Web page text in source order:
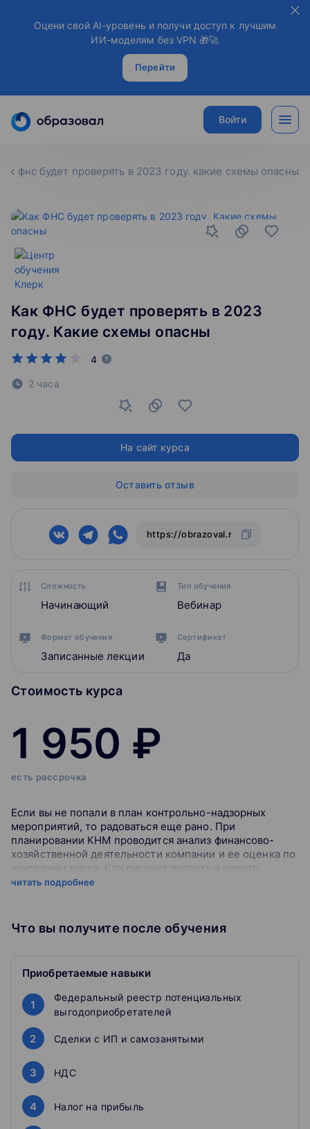
Оцени свой AI-уровень и получи доступ к лучшим
ИИ-моделям без VPN 🎁🚀
Перейти
Войти
фнс будет проверять в 2023 году. какие схемы опасны
Сложность
Начинающий
Тип обучения
Вебинар
Формат обучения
Записанные лекции
Сертификат
Да
Стоимость курса
1 950 ₽
есть рассрочка
Если вы не попали в план контрольно-надзорных
мероприятий, то радоваться еще рано. При
планировании КНМ проводится анализ финансово-
хозяйственной деятельности компании и ее оценка по
критериям риска. Кто рискует попасть в реестр
проверок налоговой службы разберемся на вебинаре.
разрывы по НДС.
Сделки с ИП и самозанятыми - новый фокус
внимания налоговых органов.
Побуждение налогоплательщиков к
“добровольной” доплате налогов: НДС, налог на
Налоговые споры по ст. 54.1 НК РФ, практика
налоговой реконструкции набирает обороты.
Как проходит обучение
читать подробнее
Что вы получите после обучения
Приобретаемые навыки
1
Федеральный реестр потенциальных
выгодоприобретателей
2 Сделки с ИП и самозанятыми
3 НДС
4 Налог на прибыль
Как ФНС будет проверять в 2023
году. Какие схемы опасны
4
2 часа
На сайт курса
Оставить отзыв